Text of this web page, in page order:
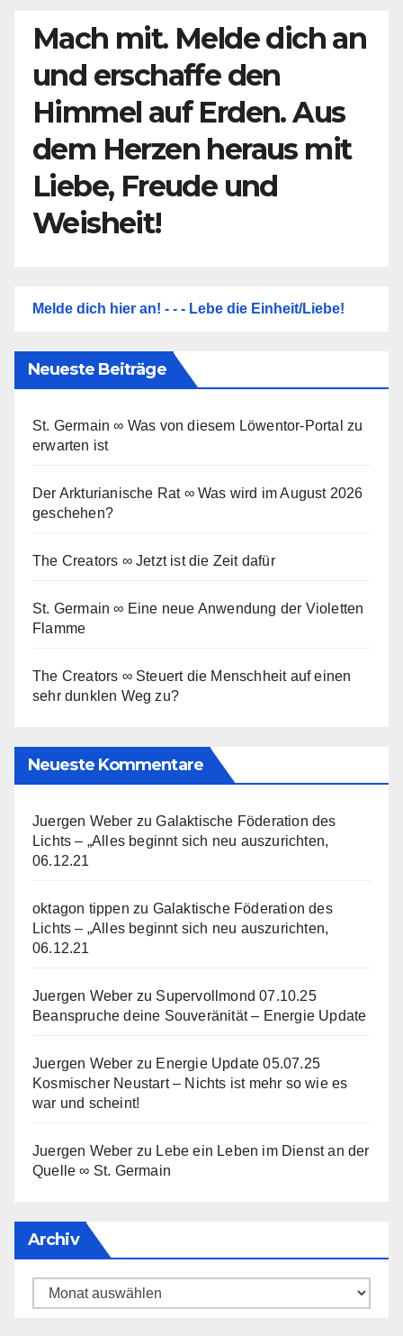
Mach mit. Melde dich an
und erschaffe den
Himmel auf Erden. Aus
dem Herzen heraus mit
Liebe, Freude und
Weisheit!
Melde dich hier an! - - - Lebe die Einheit/Liebe!
Neueste Beiträge
St. Germain ∞ Was von diesem Löwentor-Portal zu
erwarten ist
Der Arkturianische Rat ∞ Was wird im August 2026
geschehen?
The Creators ∞ Jetzt ist die Zeit dafür
St. Germain ∞ Eine neue Anwendung der Violetten
Flamme
The Creators ∞ Steuert die Menschheit auf einen
sehr dunklen Weg zu?
Neueste Kommentare
Juergen Weber zuGalaktische Föderation des
Lichts – „Alles beginnt sich neu auszurichten,
06.12.21
oktagon tippen zu Galaktische Föderation des
Lichts – „Alles beginnt sich neu auszurichten,
06.12.21
Juergen Weber zu Supervollmond 07.10.25
Beanspruche deine Souveränität – Energie Update
Juergen Weber zu Energie Update 05.07.25
Kosmischer Neustart – Nichts ist mehr so wie es
war und scheint!
Juergen Weber zu Lebe ein Leben im Dienst an der
Quelle ∞ St. Germain
Archiv
Archiv